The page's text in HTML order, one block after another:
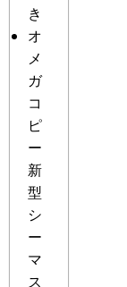
き
オ
メ
ガ
コ
ピ
ー
新
型
シ
ー
マ
ス